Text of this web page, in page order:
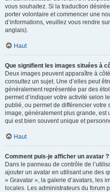
vous souhaitez. Si la traduction
porter volontaire et commencer une
d’informations, veuillez vous rendre sur
anglais).
Haut
Que signifient les images situées à
Deux images peuvent apparaître à
consultez un sujet. Une d’elles peut
généralement représentée par des
permet d’indiquer votre activité selon
publié, ou permet de différencier votre
image, généralement plus grande, est
qui est bien souvent unique et
Haut
Comment puis-je afficher un avatar ?
Dans le panneau de contrôle de
ajouter un avatar en utilisant une des
« Gravatar », la galerie d’avatars, les
locales. Les administrateurs du forum